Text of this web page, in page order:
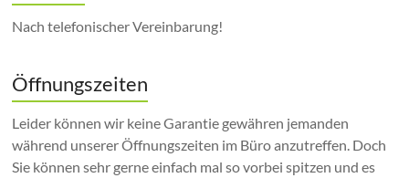
Nach telefonischer Vereinbarung!
Öffnungszeiten
Leider können wir keine Garantie gewähren jemanden
während unserer Öffnungszeiten im Büro anzutreffen. Doch
Sie können sehr gerne einfach mal so vorbei spitzen und es